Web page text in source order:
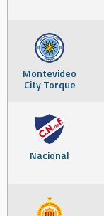
Montevideo
City Torque
Nacional